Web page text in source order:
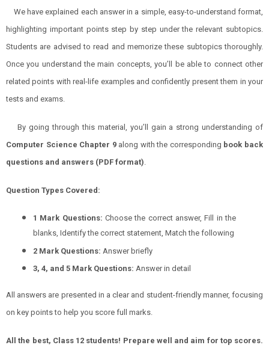
We have explained each answer in a simple, easy-to-understand format,
highlighting important points step by step under the relevant subtopics.
Students are advised to read and memorize these subtopics thoroughly.
Once you understand the main concepts, you’ll be able to connect other
related points with real-life examples and confidently present them in your
tests and exams.
By going through this material, you’ll gain a strong understanding of
Computer Science Chapter 9along with the corresponding book back
questions and answers (PDF format).
Question Types Covered:
1 Mark Questions: Choose the correct answer, Fill in the
blanks, Identify the correct statement, Match the following
2 Mark Questions: Answer briefly
3, 4, and 5 Mark Questions: Answer in detail
All answers are presented in a clear and student-friendly manner, focusing
on key points to help you score full marks.
All the best, Class 12 students! Prepare well and aim for top scores.